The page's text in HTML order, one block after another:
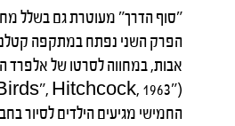
"סוף הדרך" מעוטרת גם בשלל
הפרק השני נפתח במתקפה
אבות, במחווה לסרטו של אלפרד
("The Birds", Hitchcock, 1963).
החמישי מגיעים הילדים לסיור